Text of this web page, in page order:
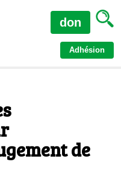
Adhésion
don
de